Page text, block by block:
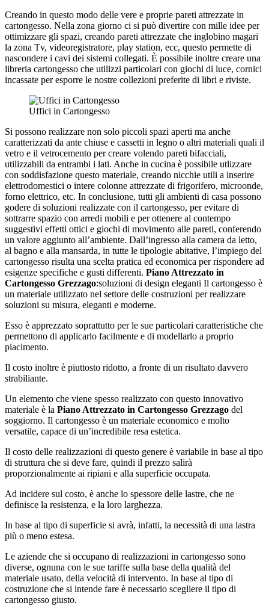
Creando in questo modo delle vere e proprie pareti attrezzate in
cartongesso. Nella zona giorno ci si può divertire con mille idee per
ottimizzare gli spazi, creando pareti attrezzate che inglobino magari
la zona Tv, videoregistratore, play station, ecc, questo permette di
nascondere i cavi dei sistemi collegati. È possibile inoltre creare una
libreria cartongesso che utilizzi particolari con giochi di luce, cornici
incassate per esporre le nostre collezioni preferite di libri e riviste.
Uffici in Cartongesso
Si possono realizzare non solo piccoli spazi aperti ma anche
caratterizzati da ante chiuse e cassetti in legno o altri materiali quali il
vetro e il vetrocemento per creare volendo pareti bifacciali,
utilizzabili da entrambi i lati. Anche in cucina è possibile utlizzare
con soddisfazione questo materiale, creando nicchie utili a inserire
elettrodomestici o intere colonne attrezzate di frigorifero, microonde,
forno elettrico, etc. In conclusione, tutti gli ambienti di casa possono
godere di soluzioni realizzate con il cartongesso, per evitare di
sottrarre spazio con arredi mobili e per ottenere al contempo
suggestivi effetti ottici e giochi di movimento alle pareti, conferendo
un valore aggiunto all’ambiente. Dall’ingresso alla camera da letto,
al bagno e alla mansarda, in tutte le tipologie abitative, l’impiego del
cartongesso risulta una scelta pratica ed economica per rispondere ad
esigenze specifiche e gusti differenti. Piano Attrezzato in
Cartongesso Grezzago:soluzioni di design eleganti Il cartongesso è
un materiale utilizzato nel settore delle costruzioni per realizzare
soluzioni su misura, eleganti e moderne.
Esso è apprezzato soprattutto per le sue particolari caratteristiche che
permettono di applicarlo facilmente e di modellarlo a proprio
piacimento.
Il costo inoltre è piuttosto ridotto, a fronte di un risultato davvero
strabiliante.
Un elemento che viene spesso realizzato con questo innovativo
materiale è la Piano Attrezzato in Cartongesso Grezzago del
soggiorno. Il cartongesso è un materiale economico e molto
versatile, capace di un’incredibile resa estetica.
Il costo delle realizzazioni di questo genere è variabile in base al tipo
di struttura che si deve fare, quindi il prezzo salirà
proporzionalmente ai ripiani e alla superficie occupata.
Ad incidere sul costo, è anche lo spessore delle lastre, che ne
definisce la resistenza, e la loro larghezza.
In base al tipo di superficie si avrà, infatti, la necessità di una lastra
più o meno estesa.
Le aziende che si occupano di realizzazioni in cartongesso sono
diverse, ognuna con le sue tariffe sulla base della qualità del
materiale usato, della velocità di intervento. In base al tipo di
costruzione che si intende fare è necessario scegliere il tipo di
cartongesso giusto.